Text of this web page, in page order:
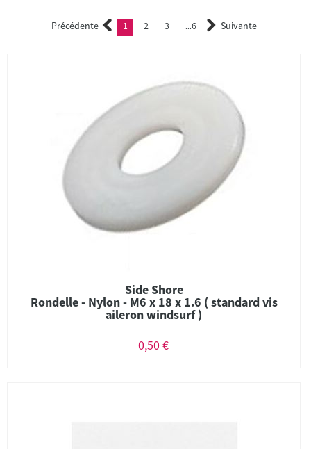
Précédente 1 (current)
2 3 ...6 Suivante
Side Shore
Rondelle - Nylon - M6 x 18 x 1.6 ( standard vis
aileron windsurf )
0,50 €